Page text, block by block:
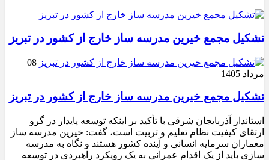
تشکیل مجمع خیرین مدرسه ‌ساز خارج از کشور در تبریز
08
مرداد 1405
تشکیل مجمع خیرین مدرسه ‌ساز خارج از کشور در تبریز
استاندار آذربایجان شرقی با تأکید بر اینکه توسعه پایدار در گرو
ارتقای کیفیت نظام تعلیم و تربیت است، گفت: خیرین مدرسه ‌ساز
معماران سرمایه انسانی و آینده کشور هستند و نگاه به مدرسه‌
سازی باید از یک اقدام عمرانی به یک رویکرد راهبردی در توسعه